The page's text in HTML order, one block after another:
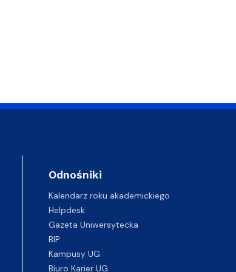
Odnośniki
Kalendarz roku akademickiego
Helpdesk
Gazeta Uniwersytecka
BIP
Kampusy UG
Biuro Karier UG